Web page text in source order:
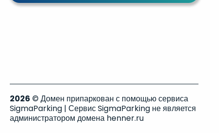
2026 © Домен припаркован с помощью сервиса
SigmaParking | Сервис SigmaParking не является
администратором домена henner.ru